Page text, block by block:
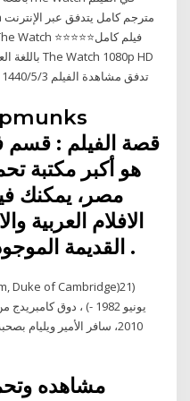
| راقب The Watch (2012) تدفق مشاهدة الفيلم 3‏‏/5‏‏/1440 بعد الهجرة
مصر، يمكنك
الافلام العربية
القديمة الموجودة على شبكة الانترنت .
يونيو 1982 -) ، دوق
2010، سافر الأمير ويليام